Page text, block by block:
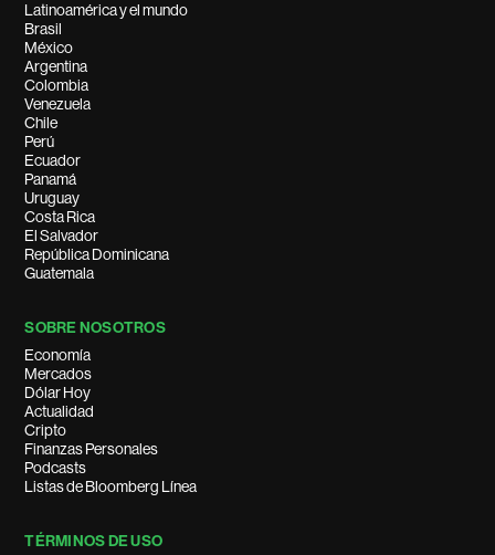
Latinoamérica y el mundo
Brasil
México
Argentina
Colombia
Venezuela
Chile
Perú
Ecuador
Panamá
Uruguay
Costa Rica
El Salvador
República Dominicana
Guatemala
SOBRE NOSOTROS
Economía
Mercados
Dólar Hoy
Actualidad
Cripto
Finanzas Personales
Podcasts
Listas de Bloomberg Línea
TÉRMINOS DE USO